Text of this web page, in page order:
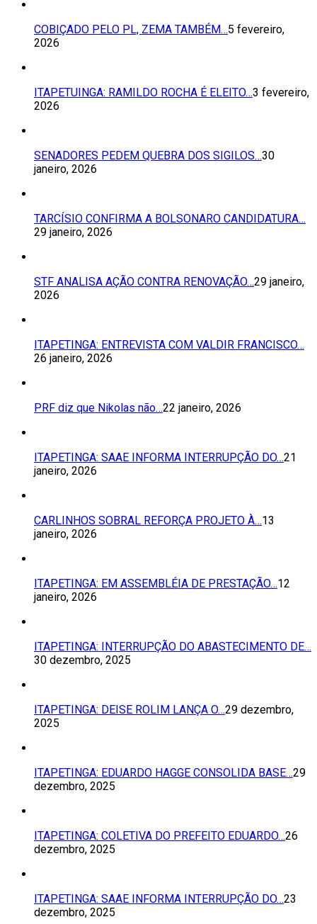
COBIÇADO PELO PL, ZEMA TAMBÉM…5 fevereiro,
2026
ITAPETUINGA: RAMILDO ROCHA É ELEITO…3 fevereiro,
2026
SENADORES PEDEM QUEBRA DOS SIGILOS…30
janeiro, 2026
TARCÍSIO CONFIRMA A BOLSONARO CANDIDATURA…
29 janeiro, 2026
STF ANALISA AÇÃO CONTRA RENOVAÇÃO…29 janeiro,
2026
ITAPETINGA: ENTREVISTA COM VALDIR FRANCISCO…
26 janeiro, 2026
PRF diz que Nikolas não…22 janeiro, 2026
ITAPETINGA: SAAE INFORMA INTERRUPÇÃO DO…21
janeiro, 2026
CARLINHOS SOBRAL REFORÇA PROJETO À…13
janeiro, 2026
ITAPETINGA: EM ASSEMBLÉIA DE PRESTAÇÃO…12
janeiro, 2026
ITAPETINGA: INTERRUPÇÃO DO ABASTECIMENTO DE…
30 dezembro, 2025
ITAPETINGA: DEISE ROLIM LANÇA O…29 dezembro,
2025
ITAPETINGA: EDUARDO HAGGE CONSOLIDA BASE…29
dezembro, 2025
ITAPETINGA: COLETIVA DO PREFEITO EDUARDO…26
dezembro, 2025
ITAPETINGA: SAAE INFORMA INTERRUPÇÃO DO…23
dezembro, 2025